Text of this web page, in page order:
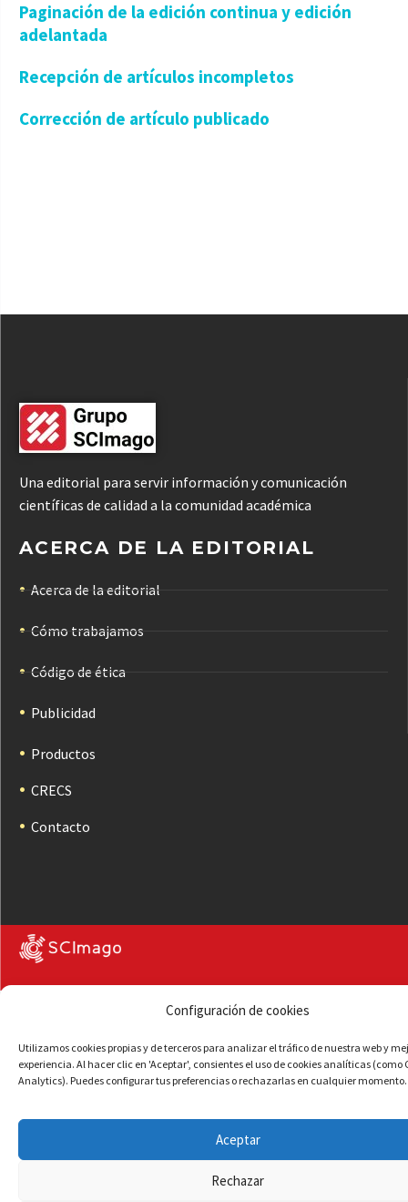
Configuración de cookies
Utilizamos cookies propias y de terceros para analizar el tráfico de nuestra web y
experiencia. Al hacer clic en 'Aceptar', consientes el uso de cookies analíticas (como
Analytics). Puedes configurar tus preferencias o rechazarlas en cualquier momento.
Aceptar
Rechazar
Paginación de la edición continua y edición
adelantada
Recepción de artículos incompletos
Corrección de artículo publicado
Una editorial para servir información y comunicación
científicas de calidad a la comunidad académica
ACERCA DE LA EDITORIAL
Acerca de la editorial
Cómo trabajamos
Código de ética
Publicidad
Productos
CRECS
Contacto